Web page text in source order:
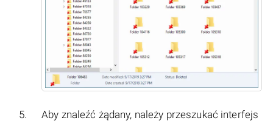
Aby znaleźć żądany, należy przeszukać interfejs